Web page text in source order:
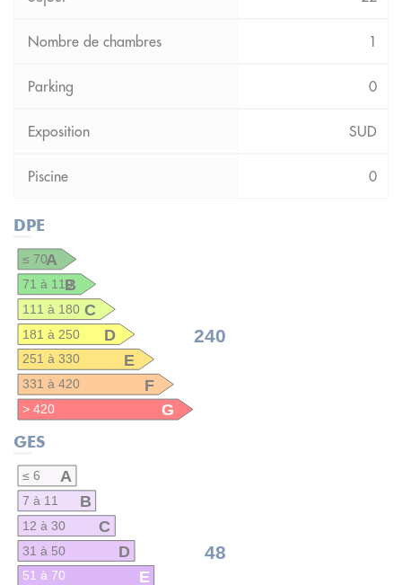
1
0
SUD
0
DPE
A
≤ 70
B
71 à 110
C
111 à 180
240
D
181 à 250
E
251 à 330
F
331 à 420
G
> 420
GES
A
≤ 6
B
7 à 11
C
12 à 30
48
D
31 à 50
E
51 à 70